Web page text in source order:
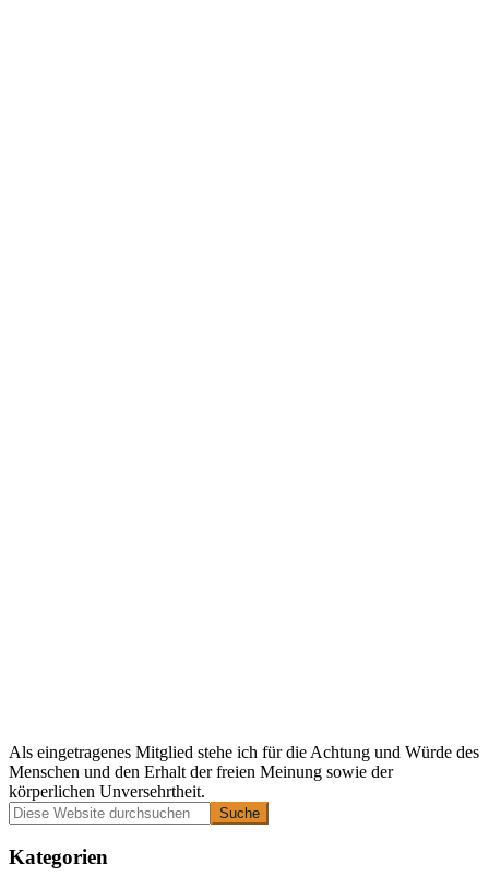
Als eingetragenes Mitglied stehe ich für die Achtung und Würde des
Menschen und den Erhalt der freien Meinung sowie der
körperlichen Unversehrtheit.
Primäre
Seitenleiste
Diese
Website
durchsuchen
Kategorien